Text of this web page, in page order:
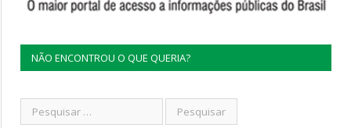
NÃO ENCONTROU O QUE QUERIA?